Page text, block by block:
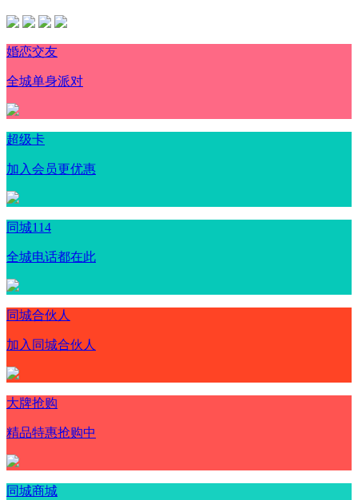
婚恋交友
全城单身派对
超级卡
加入会员更优惠
同城114
全城电话都在此
同城合伙人
加入同城合伙人
大牌抢购
精品特惠抢购中
同城商城